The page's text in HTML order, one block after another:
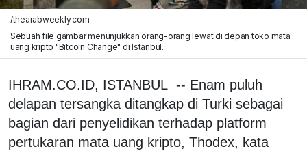
/thearabweekly.com
Sebuah file gambar menunjukkan orang-orang lewat di depan toko mata
uang kripto "Bitcoin Change" di Istanbul.
IHRAM.CO.ID, ISTANBUL -- Enam puluh
delapan tersangka ditangkap di Turki sebagai
bagian dari penyelidikan terhadap platform
pertukaran mata uang kripto, Thodex, kata